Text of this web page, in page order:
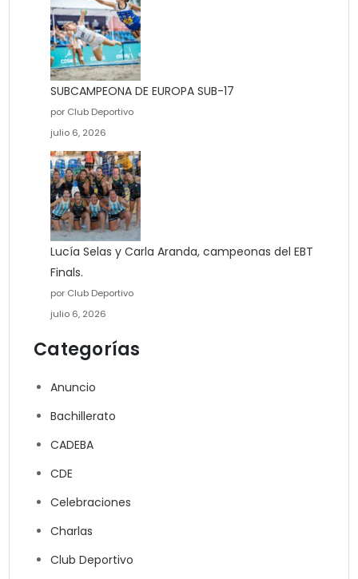
SUBCAMPEONA DE EUROPA SUB-17
por Club Deportivo
julio 6, 2026
Lucía Selas y Carla Aranda, campeonas del EBT
Finals.
por Club Deportivo
julio 6, 2026
Categorías
Anuncio
Bachillerato
CADEBA
CDE
Celebraciones
Charlas
Club Deportivo